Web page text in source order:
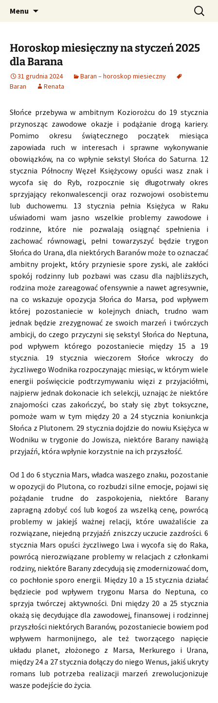
CzaroMarowy horoskop
dzienny, miesięczny i
tygodniowy
Profesjonalne przepowiednie astrologiczne
Menu Szukaj:
Horoskop miesięczny na styczeń 2025
dla Barana
31 grudnia 2024
Baran – horoskop miesieczny
Baran
Renata
Słońce przebywa w ambitnym Koziorożcu do 19 stycznia
przynosząc zawodowe okazje i podążanie drogą kariery.
Pomimo okresu świątecznego początek miesiąca
zapowiada ruch w interesach i sprawne wykonywanie
obowiązków, na co wpłynie sekstyl Słońca do Saturna. 12
stycznia Północny Węzeł Księżycowy opuści wasz znak i
wycofa się do Ryb, rozpocznie się długotrwały okres
sprzyjający rekonwalescencji oraz rozwojowi osobistemu
lub duchowemu. 13 stycznia pełnia Księżyca w Raku
uświadomi wam jasno wszelkie problemy zawodowe i
rodzinne, które nie pozwalają osiągnąć spełnienia i
zachować równowagi, pełni towarzyszyć będzie trygon
Słońca do Urana, dla niektórych Baranów może to oznaczać
ambitny projekt, który przyniesie spore zyski, ale zakłóci
spokój rodzinny lub pozbawi was czasu dla najbliższych,
rodzina może zareagować ofensywnie a nawet agresywnie,
na co wskazuje opozycja Słońca do Marsa, pod wpływem
której pozostaniecie w kolejnych dniach, trudno wam
jednak będzie zrezygnować ze swoich marzeń i twórczych
ambicji, do czego przyczyni się sekstyl Słońca do Neptuna,
pod wpływem którego pozostaniecie między 15 a 19
stycznia. 19 stycznia wieczorem Słońce wkroczy do
życzliwego Wodnika rozpoczynając miesiąc, w którym wiele
energii poświęcicie podtrzymywaniu więzi z przyjaciółmi,
najpierw jednak dokonacie ich selekcji, uznając że niektóre
znajomości czas zakończyć, bo stały się zbyt toksyczne,
pomoże wam w tym między 20 a 24 stycznia koniunkcja
Słońca z Plutonem. 29 stycznia dojdzie do nowiu Księżyca w
Wodniku w trygonie do Jowisza, niektóre Barany nawiążą
przyjaźń, która wpłynie korzystnie na ich przyszłość.
Od 1 do 6 stycznia Mars, władca waszego znaku, pozostanie
w opozycji do Plutona, co rozbudzi silne emocje, pojawi się
pożądanie trudne do zaspokojenia, niektóre Barany
zapragną zdobyć coś lub kogoś za wszelką cenę, powrócą
problemy w jakiejś ważnej relacji, które uważaliście za
rozwiązane, niejedną przyjaźń zniszczy uczucie zazdrości. 6
stycznia Mars opuści życzliwego Lwa i wycofa się do Raka,
powrócą nierozwiązane problemy w relacjach z członkami
rodziny, niektóre Barany zdecydują się zmodernizować dom,
co pochłonie sporo energii. Między 10 a 15 stycznia działać
będziecie pod wpływem trygonu Marsa do Neptuna, co
sprzyja twórczej aktywności. Dni między 20 a 25 stycznia
okażą się decydujące dla zawodowej, finansowej i rodzinnej
przyszłości niektórych Baranów, pozostaniecie bowiem pod
wpływem harmonijnego, ale też tworzącego napięcie
układu planet, złożonego z Marsa, Merkurego i Urana,
między 24 a 27 stycznia dołączy do niego Wenus, jakiś ukryty
romans lub potrzeba realizacji marzeń zrewolucjonizuje
wasze podejście do życia.